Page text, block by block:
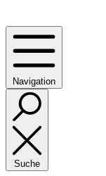
Navigation
Suche